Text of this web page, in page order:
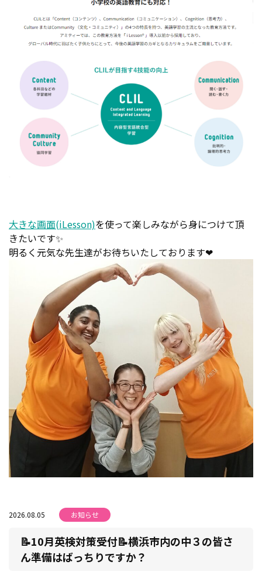
大きな画面(iLesson)を使って楽しみながら身につけて頂
きたいです✨
明るく元気な先生達がお待ちいたしております❤
2026.08.05 お知らせ
📝10月英検対策受付📝横浜市内の中３の皆さ
ん準備はばっちりですか？